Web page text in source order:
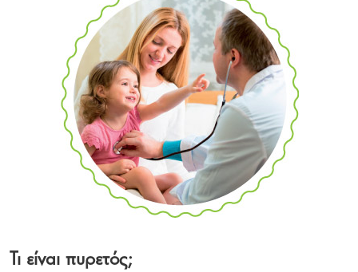
Τι είναι πυρετός;